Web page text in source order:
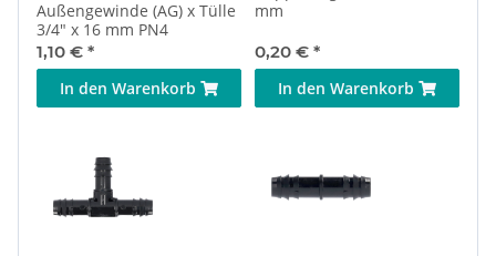
Außengewinde (AG) x Tülle
3/4" x 16 mm PN4
1,10 € *
In den Warenkorb
mm
0,20 € *
In den Warenkorb